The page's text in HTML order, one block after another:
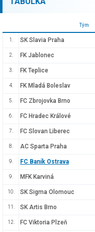
Tým
1. SK Slavia Praha
2. FK Jablonec
3. FK Teplice
4. FK Mladá Boleslav
5. FC Zbrojovka Brno
6. FC Hradec Králové
7. FC Slovan Liberec
8. AC Sparta Praha
9. FC Baník Ostrava
9. MFK Karviná
10. SK Sigma Olomouc
11. SK Artis Brno
12. FC Viktoria Plzeň